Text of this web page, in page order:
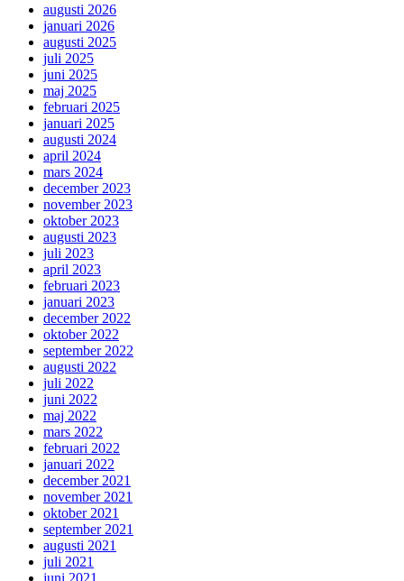
augusti 2026
januari 2026
augusti 2025
juli 2025
juni 2025
maj 2025
februari 2025
januari 2025
augusti 2024
april 2024
mars 2024
december 2023
november 2023
oktober 2023
augusti 2023
juli 2023
april 2023
februari 2023
januari 2023
december 2022
oktober 2022
september 2022
augusti 2022
juli 2022
juni 2022
maj 2022
mars 2022
februari 2022
januari 2022
december 2021
november 2021
oktober 2021
september 2021
augusti 2021
juli 2021
juni 2021